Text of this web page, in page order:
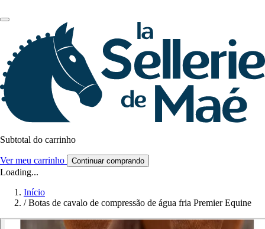
Subtotal do carrinho
Ver meu carrinho Continuar comprando
Loading...
Início
/ Botas de cavalo de compressão de água fria Premier Equine